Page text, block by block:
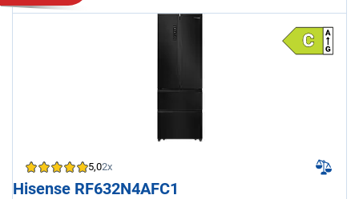
5,02x
Hisense RF632N4AFC1